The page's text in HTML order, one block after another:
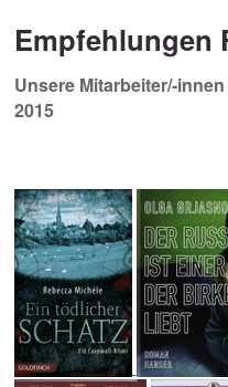
Empfehlungen
Unsere Mitarbeiter/-
2015